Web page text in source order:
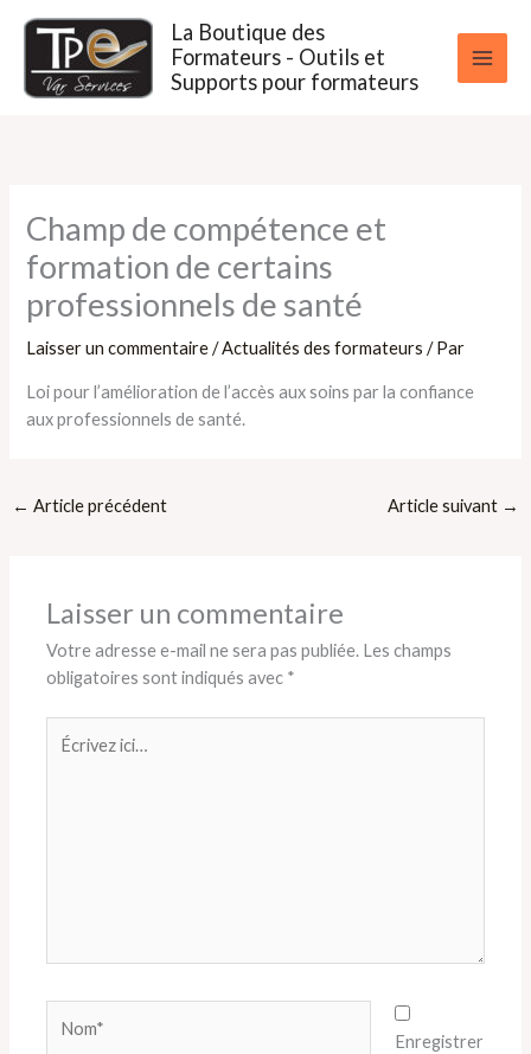
contenu
La Boutique des
Formateurs - Outils et
Supports pour formateurs
Champ de compétence et
formation de certains
professionnels de santé
Laisser un commentaire /Actualités des formateurs / Par
Loi pour l’amélioration de l’accès aux soins par la confiance
aux professionnels de santé.
← Article précédent Article suivant →
Laisser un commentaire
Votre adresse e-mail ne sera pas publiée. Les champs
obligatoires sont indiqués avec *
ici…
Enregistrer